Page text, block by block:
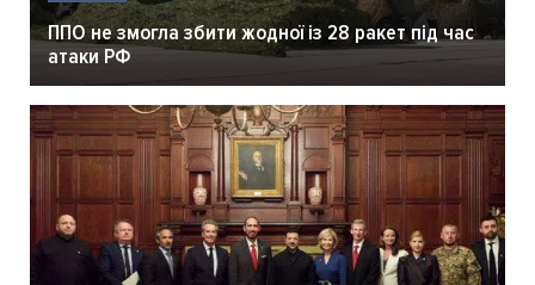
ППО не змогла збити жодної із 28 ракет під час
атаки РФ